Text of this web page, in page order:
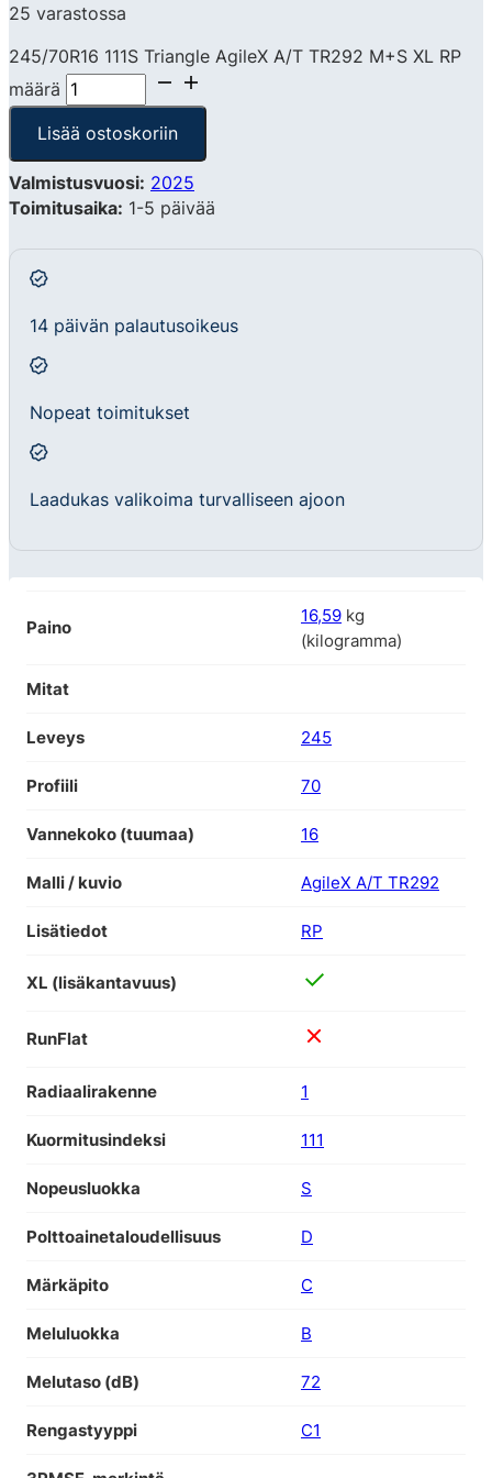
25 varastossa
245/70R16 111S Triangle AgileX A/T TR292 M+S XL RP
määrä
Lisää ostoskoriin
Valmistusvuosi: 2025
Toimitusaika: 1-5 päivää
14 päivän palautusoikeus
Nopeat toimitukset
Laadukas valikoima turvalliseen ajoon
Paino
16,59 kg
(kilogramma)
Mitat
Leveys 245
Profiili 70
Vannekoko (tuumaa) 16
Malli / kuvio AgileX A/T TR292
Lisätiedot RP
XL (lisäkantavuus)
RunFlat
Radiaalirakenne 1
Kuormitusindeksi 111
Nopeusluokka S
Polttoainetaloudellisuus D
Märkäpito C
Meluluokka B
Melutaso (dB) 72
Rengastyyppi C1